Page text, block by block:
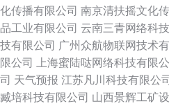
化传播有限公司 南京清扶摇文化
品工业有限公司 云南三青网络科
技有限公司 广州众航物联网技术
限公司
上海蜜陆哒网络科技有限
司 天气预报 江苏凡川科技有限公司
臧培科技有限公司 山西景辉工矿